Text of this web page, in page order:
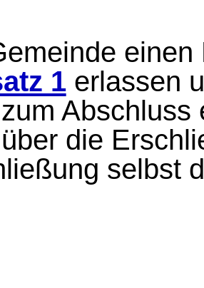
1erlassen
die
selbst